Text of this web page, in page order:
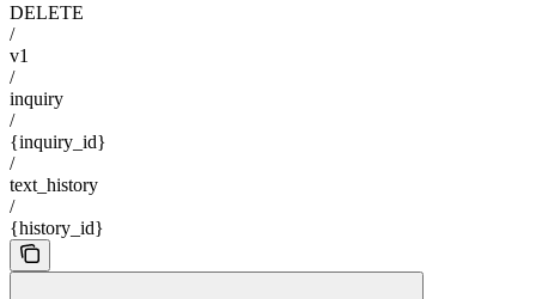
DELETE
/
v1
/
inquiry
/
{inquiry_id}
/
text_history
/
{history_id}